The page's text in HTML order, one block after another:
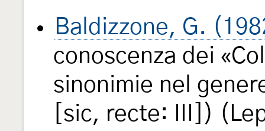
Baldizzone, G.
conoscenza dei
sinonimie nel
[sic, recte: III])